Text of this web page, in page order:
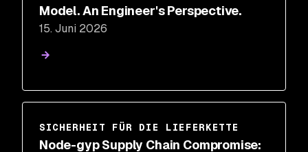
Model. An Engineer's Perspective.
15. Juni 2026
SICHERHEIT FÜR DIE LIEFERKETTE
Node-gyp Supply Chain Compromise: